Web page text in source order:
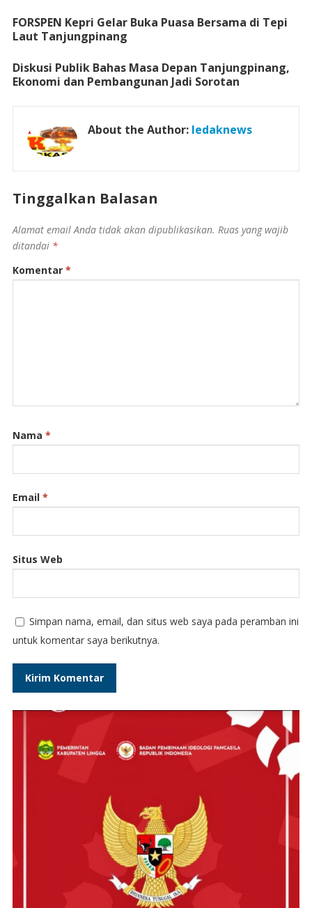
FORSPEN Kepri Gelar Buka Puasa Bersama di Tepi
Laut Tanjungpinang
Diskusi Publik Bahas Masa Depan Tanjungpinang,
Ekonomi dan Pembangunan Jadi Sorotan
About the Author: ledaknews
Tinggalkan Balasan
Alamat email Anda tidak akan dipublikasikan. Ruas yang wajib
ditandai *
Komentar *
Nama *
Email *
Situs Web
Simpan nama, email, dan situs web saya pada peramban ini
untuk komentar saya berikutnya.